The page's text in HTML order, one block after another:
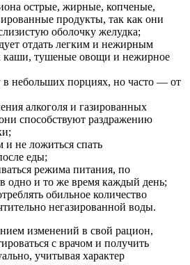
острые, жирные, копченые,
продукты, так как они
оболочку желудка;
отдать легким и нежирным
каши, тушеные овощи и нежирное
в небольших порциях, но часто — от
алкоголя и газированных
способствуют раздражению
и не ложиться спать
еды;
режима питания, по
одно и то же время каждый день;
обильное количество
негазированной воды.
изменений в свой рацион,
с врачом и получить
учитывая характер